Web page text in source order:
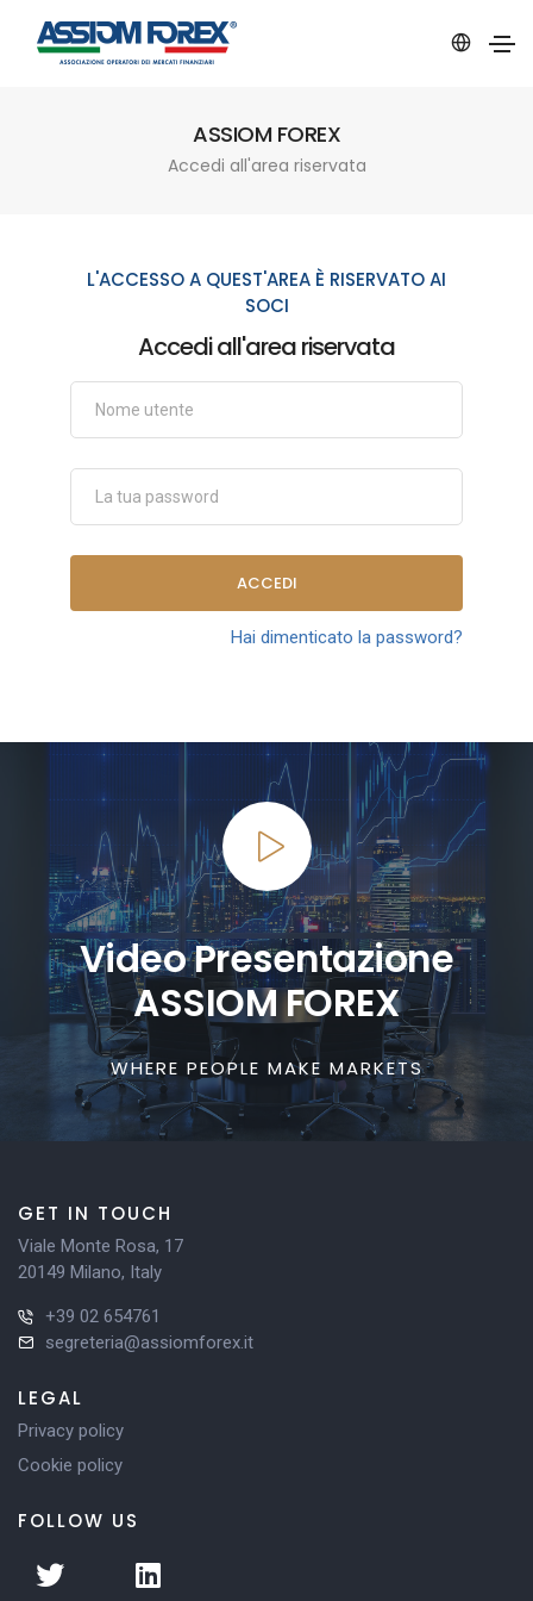
ASSIOM FOREX
Accedi all'area riservata
L'ACCESSO A QUEST'AREA È RISERVATO AI
SOCI
Accedi all'area riservata
ACCEDI
Hai dimenticato la password?
Video Presentazione
ASSIOM FOREX
WHERE PEOPLE MAKE MARKETS
GET IN TOUCH
Viale Monte Rosa, 17
20149 Milano, Italy
+39 02 654761
segreteria@assiomforex.it
LEGAL
Privacy policy
Cookie policy
FOLLOW US